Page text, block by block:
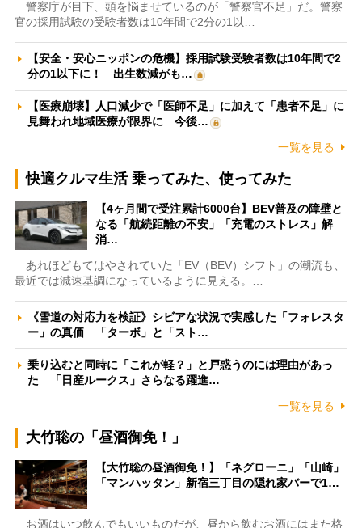
警察庁が目下、頭を悩ませているのが「警察官不足」だ。警察
官の採用試験の受験者数は10年間で2分の1以…
【安全・安心ニッポンの危機】採用試験受験者数は10年間で2
分の1以下に！ 出生数減がも…
【医療崩壊】人口減少で「医師不足」に加えて「患者不足」に
見舞われ地域医療が限界に 今後…
一覧を見る
快適クルマ生活 乗ってみた、使ってみた
【4ヶ月間で受注累計6000台】BEV普及の障壁と
なる「航続距離の不安」「充電のストレス」解
消…
あれほどもてはやされていた「EV（BEV）シフト」の潮流も、
最近では減速基調になっているように見える。…
《雪道の対応力を検証》シビアな状況で実感した「フォレスタ
ー」の真価 「ターボ」と「スト…
乗り込むと同時に「これが軽？」と戸惑うのには理由があっ
た 「日産ルークス」さらなる躍進…
一覧を見る
大竹聡の「昼酒御免！」
【大竹聡の昼酒御免！】「ネグローニ」「山崎」
「マンハッタン」新宿三丁目の隠れ家バーで1…
お酒はいつ飲んでもいいものだが、昼から飲むお酒にはまた格